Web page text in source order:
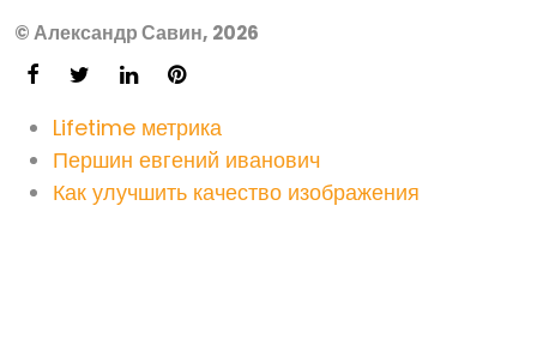
© Александр Савин, 2026
Lifetime метрика
Першин евгений иванович
Как улучшить качество изображения